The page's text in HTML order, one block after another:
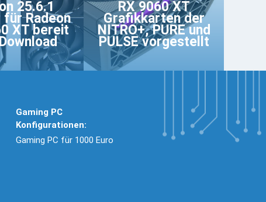
25.6.1
Radeon
XT bereit
RX 9060 XT
Grafikkarten der
NITRO+, PURE und
PULSE vorgestellt
Gaming PC
Konfigurationen:
Gaming PC für 1000 Euro